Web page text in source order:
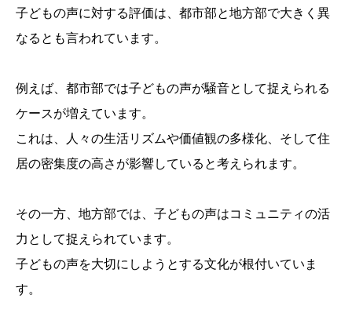
子どもの声に対する評価は、都市部と地方部で大きく異
なるとも言われています。
例えば、都市部では子どもの声が騒音として捉えられる
ケースが増えています。
これは、人々の生活リズムや価値観の多様化、そして住
居の密集度の高さが影響していると考えられます。
その一方、地方部では、子どもの声はコミュニティの活
力として捉えられています。
子どもの声を大切にしようとする文化が根付いていま
す。